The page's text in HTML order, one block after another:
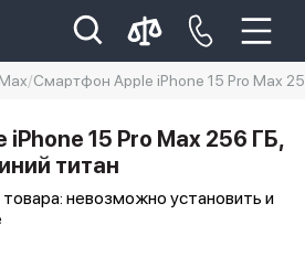
айфон 14
Смартфон Apple iPhone 15 Pro Max
15 Pro Max 256 ГБ,
титан
невозможно установить и